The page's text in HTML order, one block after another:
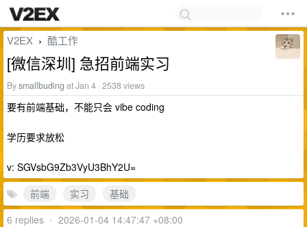
V2EX › 酷工作
[微信深圳] 急招前端实习
Bysmallbuding at Jan 4 · 2538 views
要有前端基础，不能只会 vibe coding
学历要求放松
v: SGVsbG9Zb3VyU3BhY2U=
前端
实习
基础
6 replies • 2026-01-04 14:47:47 +08:00